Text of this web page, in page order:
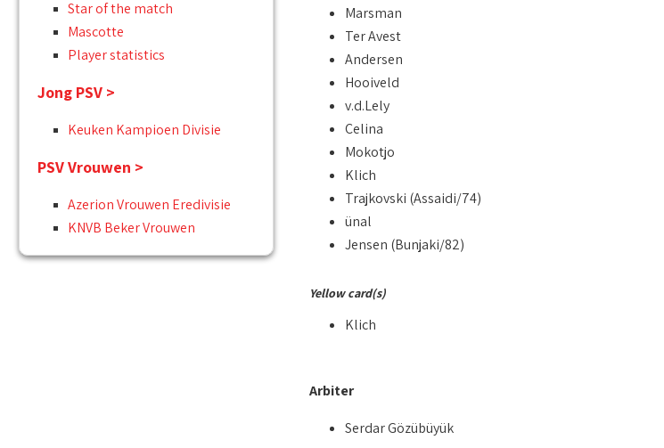
Star of the match
Mascotte
Player statistics
Jong PSV >
Keuken Kampioen Divisie
PSV Vrouwen >
Azerion Vrouwen Eredivisie
KNVB Beker Vrouwen
Marsman
Ter Avest
Andersen
Hooiveld
v.d.Lely
Celina
Mokotjo
Klich
Trajkovski (Assaidi/74)
ünal
Jensen (Bunjaki/82)
Yellow card(s)
Klich
Arbiter
Serdar Gözübüyük